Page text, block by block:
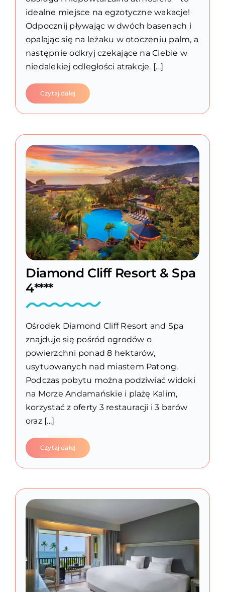
idealne miejsce na egzotyczne wakacje!
Odpocznij pływając w dwóch basenach i
opalając się na leżaku w otoczeniu palm, a
następnie odkryj czekające na Ciebie w
niedalekiej odległości atrakcje. [...]
Czytaj dalej
Diamond Cliff Resort & Spa
4****
Ośrodek Diamond Cliff Resort and Spa
znajduje się pośród ogrodów o
powierzchni ponad 8 hektarów,
usytuowanych nad miastem Patong.
Podczas pobytu można podziwiać widoki
na Morze Andamańskie i plażę Kalim,
korzystać z oferty 3 restauracji i 3 barów
oraz [...]
Czytaj dalej